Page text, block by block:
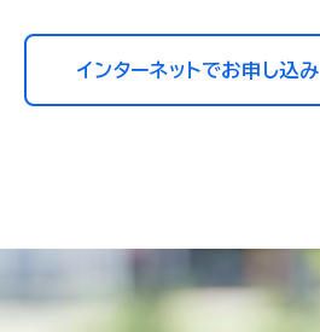
インターネットでお申し込み